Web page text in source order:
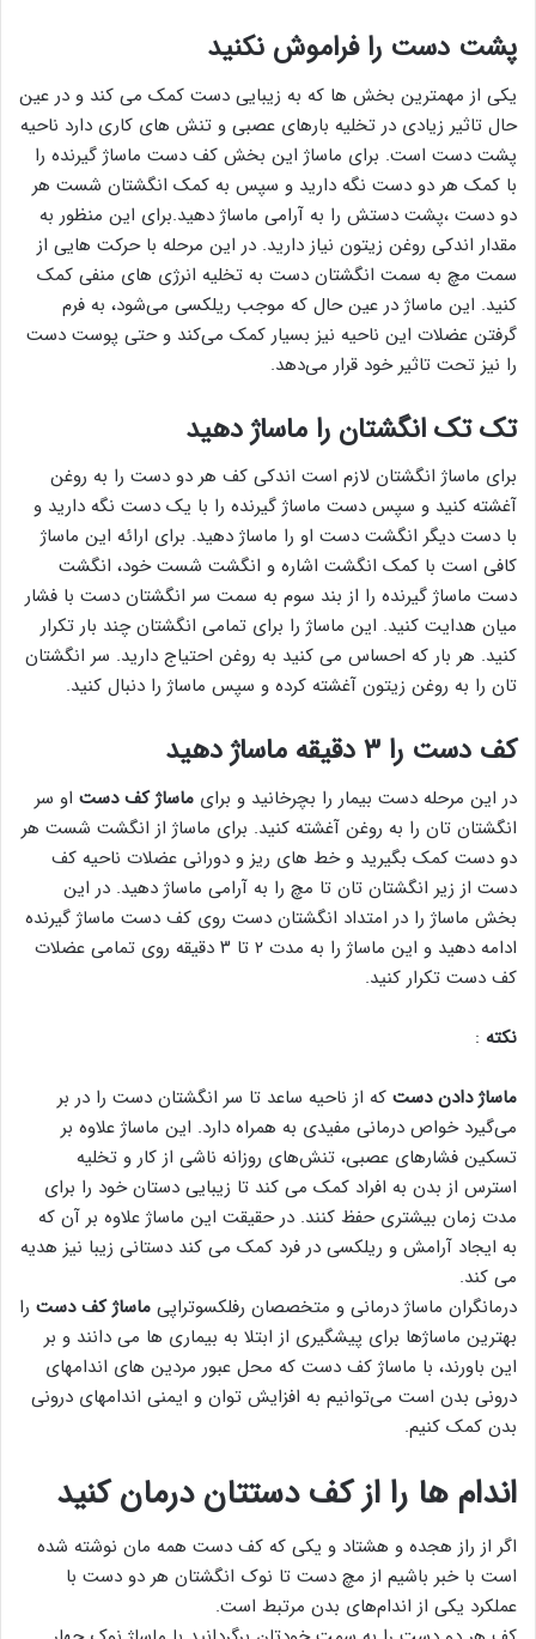
پشت دست را فراموش نکنید
یکی از مهمترین بخش ها که به زیبایی دست کمک می کند و در عین
حال تاثیر زیادی در تخلیه بارهای عصبی و تنش های کاری دارد ناحیه
پشت دست است. برای ماساژ این بخش کف دست ماساژ گیرنده را
با کمک هر دو دست نگه دارید و سپس به کمک انگشتان شست هر
دو دست ،پشت دستش را به آرامی ماساژ دهید.برای این منظور به
مقدار اندکی روغن زیتون نیاز دارید. در این مرحله با حرکت هایی از
سمت مچ به سمت انگشتان دست به تخلیه انرژی های منفی کمک
کنید. این ماساژ در عین حال که موجب ریلکسی می‌شود، به فرم
گرفتن عضلات این ناحیه نیز بسیار کمک می‌کند و حتی پوست دست
را نیز تحت تاثیر خود قرار می‌دهد.
تک تک انگشتان را ماساژ دهید
برای ماساژ انگشتان لازم است اندکی کف هر دو دست را به روغن
آغشته کنید و سپس دست ماساژ گیرنده را با یک دست نگه دارید و
با دست دیگر انگشت دست او را ماساژ دهید. برای ارائه این ماساژ
کافی است با کمک انگشت اشاره و انگشت شست خود، انگشت
دست ماساژ گیرنده را از بند سوم به سمت سر انگشتان دست با فشار
میان هدایت کنید. این ماساژ را برای تمامی انگشتان چند بار تکرار
کنید. هر بار که احساس می کنید به روغن احتیاج دارید. سر انگشتان
تان را به روغن زیتون آغشته کرده و سپس ماساژ را دنبال کنید.
کف دست را ۳ دقیقه ماساژ دهید
در این مرحله دست بیمار را بچرخانید و برای ماساژ کف دست او سر
انگشتان تان را به روغن آغشته کنید. برای ماساژ از انگشت شست هر
دو دست کمک بگیرید و خط های ریز و دورانی عضلات ناحیه کف
دست از زیر انگشتان تان تا مچ را به آرامی ماساژ دهید. در این
بخش ماساژ را در امتداد انگشتان دست روی کف دست ماساژ گیرنده
ادامه دهید و این ماساژ را به مدت ۲ تا ۳ دقیقه روی تمامی عضلات
کف دست تکرار کنید.
نکته :
ماساژ دادن دست که از ناحیه ساعد تا سر انگشتان دست را در بر
می‌گیرد خواص درمانی مفیدی به همراه دارد. این ماساژ علاوه بر
تسکین فشارهای عصبی، تنش‌های روزانه ناشی از کار و تخلیه
استرس از بدن به افراد کمک می کند تا زیبایی دستان خود را برای
مدت زمان بیشتری حفظ کنند. در حقیقت این ماساژ علاوه بر آن که
به ایجاد آرامش و ریلکسی در فرد کمک می کند دستانی زیبا نیز هدیه
می کند.
درمانگران ماساژ درمانی و متخصصان رفلکسوتراپی ماساژ کف دست را
بهترین ماساژها برای پیشگیری از ابتلا به بیماری ها می دانند و بر
این باورند، با ماساژ کف دست که محل عبور مردین های اندامهای
درونی بدن است می‌توانیم به افزایش توان و ایمنی اندامهای درونی
بدن کمک کنیم.
اندام ها را از کف دستتان درمان کنید
اگر از راز هجده و هشتاد و یکی که کف دست همه مان نوشته شده
است با خبر باشیم از مچ دست تا نوک انگشتان هر دو دست با
عملکرد یکی از اندام‌های بدن مرتبط است.